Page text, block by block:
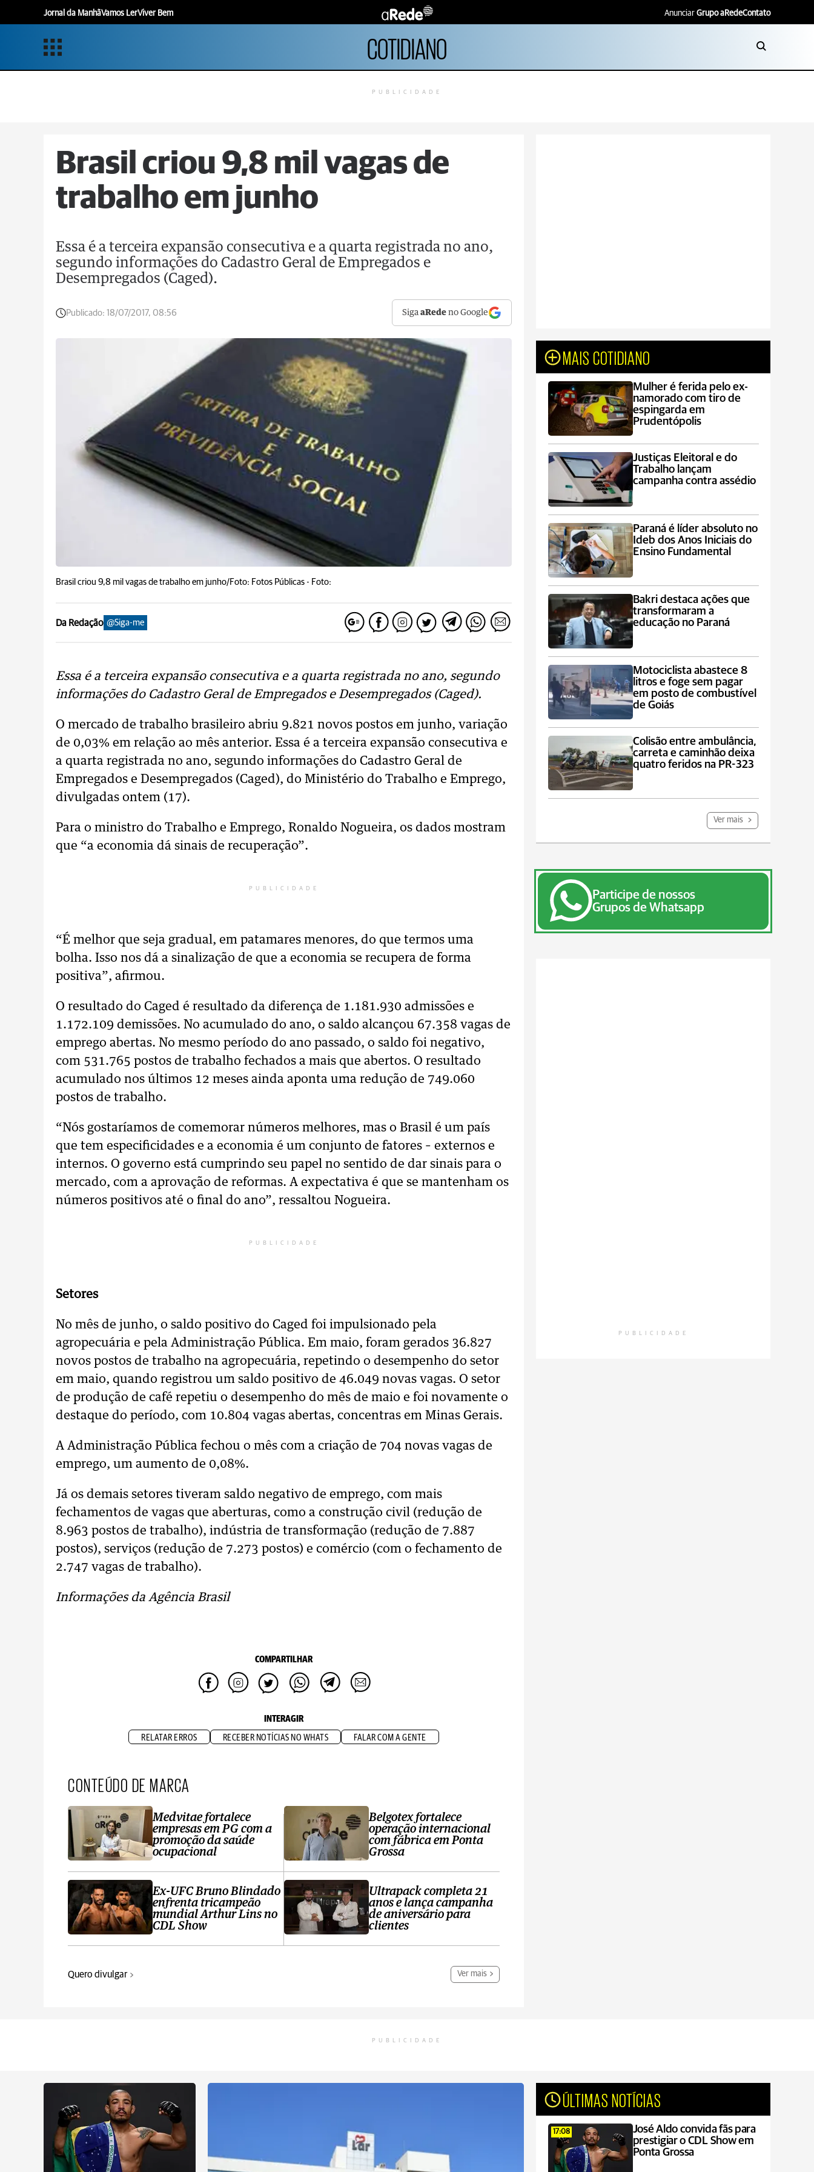
Jornal da ManhãVamos LerViver Bem Anunciar Grupo aRedeContato
COTIDIANO
PUBLICIDADE
Brasil criou 9,8 mil vagas de
trabalho em junho
Essa é a terceira expansão consecutiva e a quarta registrada no ano,
segundo informações do Cadastro Geral de Empregados e
Desempregados (Caged).
Publicado: 18/07/2017, 08:56 SigaaRede no Google
Brasil criou 9,8 mil vagas de trabalho em junho/Foto: Fotos Públicas - Foto:
Da Redação @Siga-me
Essa é a terceira expansão consecutiva e a quarta registrada no ano, segundo
informações do Cadastro Geral de Empregados e Desempregados (Caged).
O mercado de trabalho brasileiro abriu 9.821 novos postos em junho, variação
de 0,03% em relação ao mês anterior. Essa é a terceira expansão consecutiva e
a quarta registrada no ano, segundo informações do Cadastro Geral de
Empregados e Desempregados (Caged), do Ministério do Trabalho e Emprego,
divulgadas ontem (17).
Para o ministro do Trabalho e Emprego, Ronaldo Nogueira, os dados mostram
que “a economia dá sinais de recuperação”.
PUBLICIDADE
“É melhor que seja gradual, em patamares menores, do que termos uma
bolha. Isso nos dá a sinalização de que a economia se recupera de forma
positiva”, afirmou.
O resultado do Caged é resultado da diferença de 1.181.930 admissões e
1.172.109 demissões. No acumulado do ano, o saldo alcançou 67.358 vagas de
emprego abertas. No mesmo período do ano passado, o saldo foi negativo,
com 531.765 postos de trabalho fechados a mais que abertos. O resultado
acumulado nos últimos 12 meses ainda aponta uma redução de 749.060
postos de trabalho.
“Nós gostaríamos de comemorar números melhores, mas o Brasil é um país
que tem especificidades e a economia é um conjunto de fatores – externos e
internos. O governo está cumprindo seu papel no sentido de dar sinais para o
mercado, com a aprovação de reformas. A expectativa é que se mantenham os
números positivos até o final do ano”, ressaltou Nogueira.
PUBLICIDADE
Setores
No mês de junho, o saldo positivo do Caged foi impulsionado pela
agropecuária e pela Administração Pública. Em maio, foram gerados 36.827
novos postos de trabalho na agropecuária, repetindo o desempenho do setor
em maio, quando registrou um saldo positivo de 46.049 novas vagas. O setor
de produção de café repetiu o desempenho do mês de maio e foi novamente o
destaque do período, com 10.804 vagas abertas, concentras em Minas Gerais.
A Administração Pública fechou o mês com a criação de 704 novas vagas de
emprego, um aumento de 0,08%.
Já os demais setores tiveram saldo negativo de emprego, com mais
fechamentos de vagas que aberturas, como a construção civil (redução de
8.963 postos de trabalho), indústria de transformação (redução de 7.887
postos), serviços (redução de 7.273 postos) e comércio (com o fechamento de
2.747 vagas de trabalho).
Informações da Agência Brasil
COMPARTILHAR
INTERAGIR
RELATAR ERROS RECEBER NOTÍCIAS NO WHATS FALAR COM A GENTE
CONTEÚDO DE MARCA
Medvitae fortalece
empresas em PG com a
promoção da saúde
ocupacional
Ex-UFC Bruno Blindado
enfrenta tricampeão
mundial Arthur Lins no
CDL Show
Belgotex fortalece
operação internacional
com fábrica em Ponta
Grossa
Ultrapack completa 21
anos e lança campanha
de aniversário para
clientes
Quero divulgar Ver mais
MAIS COTIDIANO
Mulher é ferida pelo ex-
namorado com tiro de
espingarda em
Prudentópolis
Justiças Eleitoral e do
Trabalho lançam
campanha contra assédio
Paraná é líder absoluto no
Ideb dos Anos Iniciais do
Ensino Fundamental
Bakri destaca ações que
transformaram a
educação no Paraná
Motociclista abastece 8
litros e foge sem pagar
em posto de combustível
de Goiás
Colisão entre ambulância,
carreta e caminhão deixa
quatro feridos na PR-323
Ver mais
Participe de nossos
Grupos de Whatsapp
PUBLICIDADE
PUBLICIDADE
ÚLTIMAS NOTÍCIAS
17:08
José Aldo convida fãs para
prestigiar o CDL Show em
Ponta Grossa